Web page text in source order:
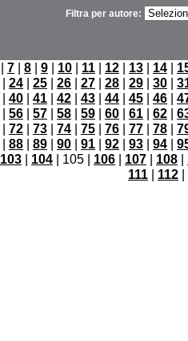
Filtra per autore:
| 7 | 8 | 9 | 10 | 11 | 12 | 13 | 14 |
| 24 | 25 | 26 | 27 | 28 | 29 | 30 |
| 40 | 41 | 42 | 43 | 44 | 45 | 46 |
| 56 | 57 | 58 | 59 | 60 | 61 | 62 |
| 72 | 73 | 74 | 75 | 76 | 77 | 78 |
| 88 | 89 | 90 | 91 | 92 | 93 | 94 |
103 | 104 | 105 | 106 | 107 | 108 |
111 | 112 |